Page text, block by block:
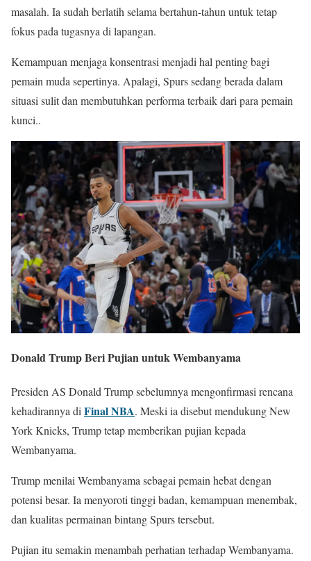
masalah. Ia sudah berlatih selama bertahun-tahun untuk tetap
fokus pada tugasnya di lapangan.
Kemampuan menjaga konsentrasi menjadi hal penting bagi
pemain muda sepertinya. Apalagi, Spurs sedang berada dalam
situasi sulit dan membutuhkan performa terbaik dari para pemain
kunci..
Donald Trump Beri Pujian untuk Wembanyama
Presiden AS Donald Trump sebelumnya mengonfirmasi rencana
kehadirannya diFinal NBA. Meski ia disebut mendukung New
York Knicks, Trump tetap memberikan pujian kepada
Wembanyama.
Trump menilai Wembanyama sebagai pemain hebat dengan
potensi besar. Ia menyoroti tinggi badan, kemampuan menembak,
dan kualitas permainan bintang Spurs tersebut.
Pujian itu semakin menambah perhatian terhadap Wembanyama.